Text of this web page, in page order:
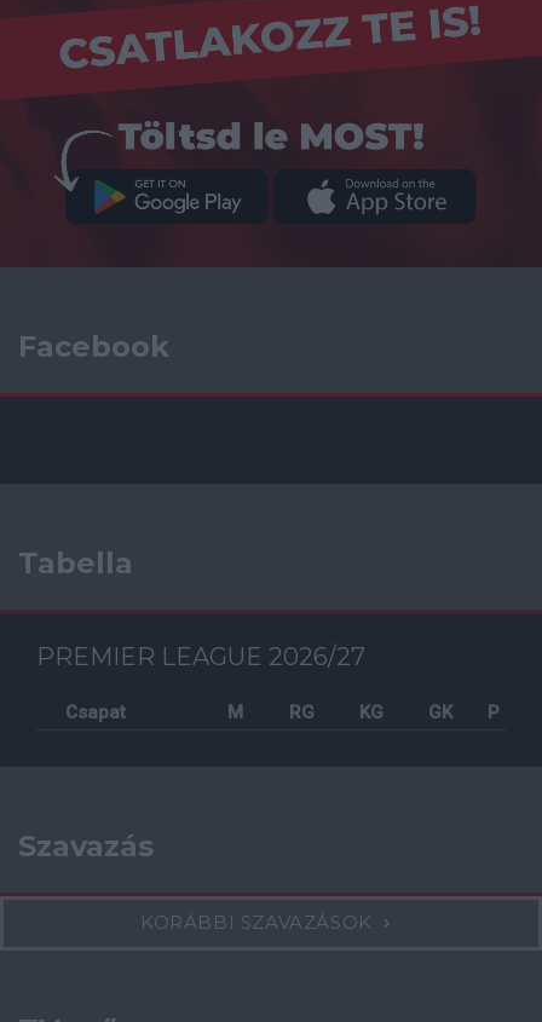
Facebook
Tabella
PREMIER LEAGUE 2026/27
Csapat M RG KG GK P
Szavazás
KORÁBBI SZAVAZÁSOK